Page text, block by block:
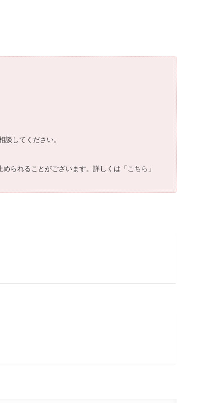
してください。
られることがございます。詳しくは「こちら 」